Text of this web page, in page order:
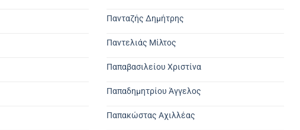
Πανταζής Δημήτρης
Παντελιάς Μίλτος
Παπαβασιλείου Χριστίνα
Παπαδημητρίου Άγγελος
Παπακώστας Αχιλλέας